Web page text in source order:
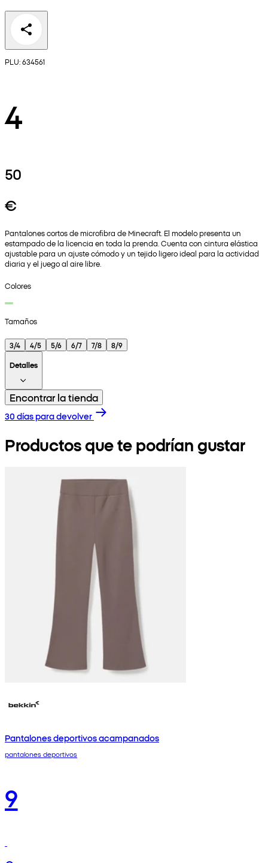
PLU: 634561
4
50
€
Pantalones cortos de microfibra de Minecraft. El modelo presenta un
estampado de la licencia en toda la prenda. Cuenta con cintura elástica
ajustable para un ajuste cómodo y un tejido ligero ideal para la actividad
diaria y el juego al aire libre.
Colores
Tamaños
3/4 4/5 5/6 6/7 7/8
8/9
Detalles
Encontrar la tienda
30 días para devolver
Productos que te podrían gustar
Pantalones deportivos acampanados
pantalones deportivos
9